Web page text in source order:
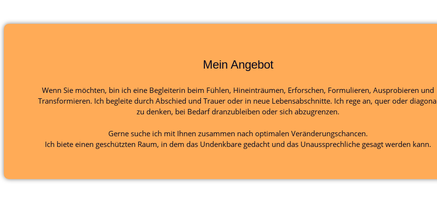
Mein Angebot
Wenn Sie möchten, bin ich eine Begleiterin beim Fühlen, Hineinträumen, Erforschen, Formulieren, Ausprobieren und
Transformieren. Ich begleite durch Abschied und Trauer oder in neue Lebensabschnitte. Ich rege an, quer oder
zu denken, bei Bedarf dranzubleiben oder sich abzugrenzen.
Gerne suche ich mit Ihnen zusammen nach optimalen Veränderungschancen.
Ich biete einen geschützten Raum, in dem das Undenkbare gedacht und das Unaussprechliche gesagt werden kann.